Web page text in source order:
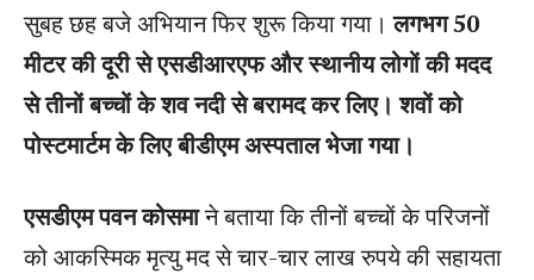
सुबह छह बजे अभियान फिर शुरू किया गया।लगभग 50
मीटर की दूरी से एसडीआरएफ और स्थानीय लोगों की मदद
से तीनों बच्चों के शव नदी से बरामद कर लिए। शवों को
पोस्टमार्टम के लिए बीडीएम अस्पताल भेजा गया।
एसडीएम पवन कोसमाने बताया कि तीनों बच्चों के परिजनों
को आकस्मिक मृत्यु मद से चार-चार लाख रुपये की सहायता